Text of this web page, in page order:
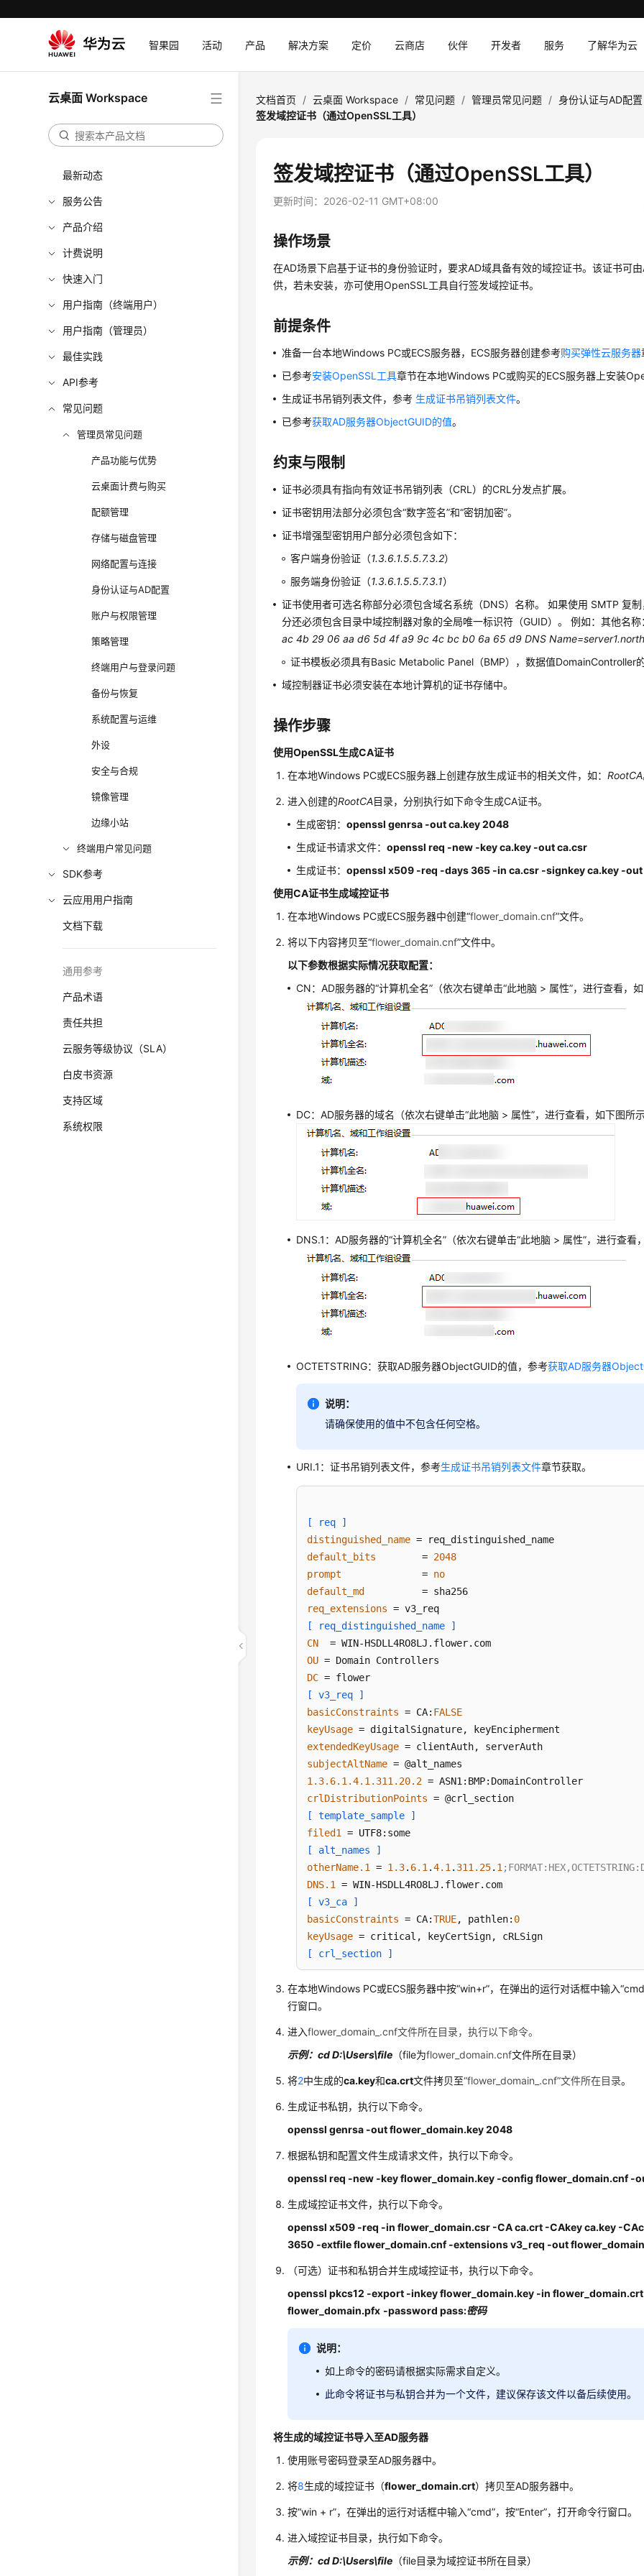
智果园 活动 产品 解决方案 定价 云商店 伙伴 开发者 服务 了解华为云
云桌面 Workspace
最新动态
服务公告
产品介绍
计费说明
快速入门
用户指南（终端用户）
用户指南（管理员）
最佳实践
API参考
常见问题
管理员常见问题
产品功能与优势
云桌面计费与购买
配额管理
存储与磁盘管理
网络配置与连接
身份认证与AD配置
账户与权限管理
策略管理
终端用户与登录问题
备份与恢复
系统配置与运维
外设
安全与合规
镜像管理
边缘小站
终端用户常见问题
SDK参考
云应用用户指南
文档下载
通用参考
产品术语
责任共担
云服务等级协议（SLA）
白皮书资源
支持区域
系统权限
文档首页 / 云桌面 Workspace / 常见问题 / 管理员常见问题 / 身份认证与AD配置
签发域控证书（通过OpenSSL工具）
签发域控证书（通过OpenSSL工具）
更新时间： 2026-02-11 GMT+08:00
操作场景
在AD场景下启基于证书的身份验证时，要求AD域具备有效的域控证书。该证书可
供，若未安装，亦可使用OpenSSL工具自行签发域控证书。
前提条件
准备一台本地Windows PC或ECS服务器，ECS服务器创建参考购买弹性云服务器
已参考安装OpenSSL工具章节在本地Windows PC或购买的ECS服务器上安装
生成证书吊销列表文件，参考 生成证书吊销列表文件。
已参考获取AD服务器ObjectGUID的值。
约束与限制
证书必须具有指向有效证书吊销列表（CRL）的CRL分发点扩展。
证书密钥用法部分必须包含“数字签名”和“密钥加密”。
证书增强型密钥用户部分必须包含如下：
客户端身份验证（1.3.6.1.5.5.7.3.2）
服务端身份验证（1.3.6.1.5.5.7.3.1）
证书使用者可选名称部分必须包含域名系统（DNS）名称。 如果使用 SMTP 复
分还必须包含目录中域控制器对象的全局唯一标识符（GUID）。 例如：其他名称
ac 4b 29 06 aa d6 5d 4f a9 9c 4c bc b0 6a 65 d9 DNS
证书模板必须具有Basic Metabolic Panel（BMP），数据值DomainController
域控制器证书必须安装在本地计算机的证书存储中。
操作步骤
使用OpenSSL生成CA证书
在本地Windows PC或ECS服务器上创建存放生成证书的相关文件，如：RootCA
进入创建的RootCA目录，分别执行如下命令生成CA证书。
生成密钥：openssl genrsa -out ca.key 2048
生成证书请求文件：openssl req -new -key ca.key -out ca.csr
生成证书：openssl x509 -req -days 365 -in ca.csr -signkey ca.key -
使用CA证书生成域控证书
在本地Windows PC或ECS服务器中创建“flower_domain.cnf”文件。
将以下内容拷贝至“flower_domain.cnf”文件中。
以下参数根据实际情况获取配置：
CN：AD服务器的“计算机全名”（依次右键单击“此地脑 > 属性”，进行查看，如
DC：AD服务器的域名（依次右键单击“此地脑 > 属性”，进行查看，如下图所示
DNS.1：AD服务器的“计算机全名”（依次右键单击“此地脑 > 属性”，进行查看
OCTETSTRING：获取AD服务器ObjectGUID的值，参考获取AD服务器
说明：
请确保使用的值中不包含任何空格。
URI.1：证书吊销列表文件，参考生成证书吊销列表文件章节获取。
[ req ]
distinguished_name
default_bits
        =
2048
prompt
              =
no
default_md
req_extensions
[ req_distinguished_name ]
CN
OU
DC
[ v3_req ]
basicConstraints = CA: FALSE
keyUsage
extendedKeyUsage
subjectAltName
1.3.6.1.4.1.311.20.2
crlDistributionPoints
[ template_sample ]
filed1
[ alt_names ]
otherName.1
= 1.3. 6.1 .4.1 . 311.25. 1
DNS.1
[ v3_ca ]
basicConstraints = CA:TRUE, pathlen: 0
keyUsage
[ crl_section ]
URI.1 = http://WIN-HSDLL4RO8LJ.flower.com/sc-root-ca.crl
在本地Windows PC或ECS服务器中按“win+r”，在弹出的运行对话框中输入
行窗口。
进入flower_domain_.cnf文件所在目录，执行以下命令。
示例：cd D:\Users\file （file为flower_domain.cnf文件所在目录）
将2中生成的ca.key和ca.crt文件拷贝至“flower_domain_.cnf”文件所在目录。
生成证书私钥，执行以下命令。
openssl genrsa -out flower_domain.key 2048
根据私钥和配置文件生成请求文件，执行以下命令。
openssl req -new -key flower_domain.key -config flower_domain.cnf -
生成域控证书文件，执行以下命令。
openssl x509 -req -in flower_domain.csr -CA ca.crt -CAkey ca.key -
3650 -extfile flower_domain.cnf -extensions v3_req -out
（可选）证书和私钥合并生成域控证书，执行以下命令。
openssl pkcs12 -export -inkey flower_domain.key -in
flower_domain.pfx -password pass:密码
说明：
如上命令的密码请根据实际需求自定义。
此命令将证书与私钥合并为一个文件，建议保存该文件以备后续使用。
将生成的域控证书导入至AD服务器
使用账号密码登录至AD服务器中。
将8生成的域控证书（flower_domain.crt）拷贝至AD服务器中。
按“win + r”，在弹出的运行对话框中输入“cmd”，按“Enter”，打开命令行窗口。
进入域控证书目录，执行如下命令。
示例：cd D:\Users\file （file目录为域控证书所在目录）